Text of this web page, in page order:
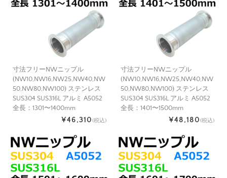
寸法フリーNWニップル
(NW10,NW16,NW25,NW40,NW
50,NW80,NW100) ステンレス
SUS304 SUS316L アルミ A5052
全長：1301〜1400mm
¥46,310(税込)
寸法フリーNWニップル
(NW10,NW16,NW25,NW40,NW
50,NW80,NW100) ステンレス
SUS304 SUS316L アルミ A5052
全長：1401〜1500mm
¥48,180(税込)